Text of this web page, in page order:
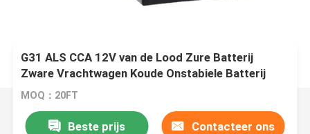
G31 ALS CCA 12V van de Lood Zure Batterij
Zware Vrachtwagen Koude Onstabiele Batterij
MOQ：20FT
Beste prijs Contacteer ons